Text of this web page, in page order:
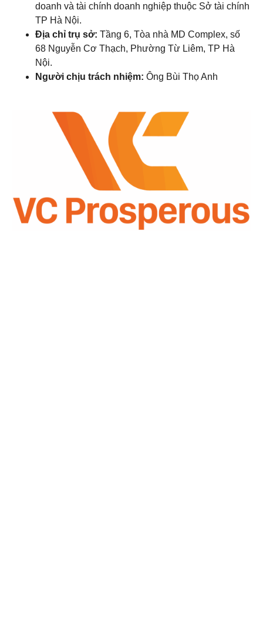
doanh và tài chính doanh nghiệp thuộc Sở tài chính
TP Hà Nội.
Địa chỉ trụ sở: Tầng 6, Tòa nhà MD Complex, số
68 Nguyễn Cơ Thạch, Phường Từ Liêm, TP Hà
Nội.
Người chịu trách nhiệm: Ông Bùi Thọ Anh